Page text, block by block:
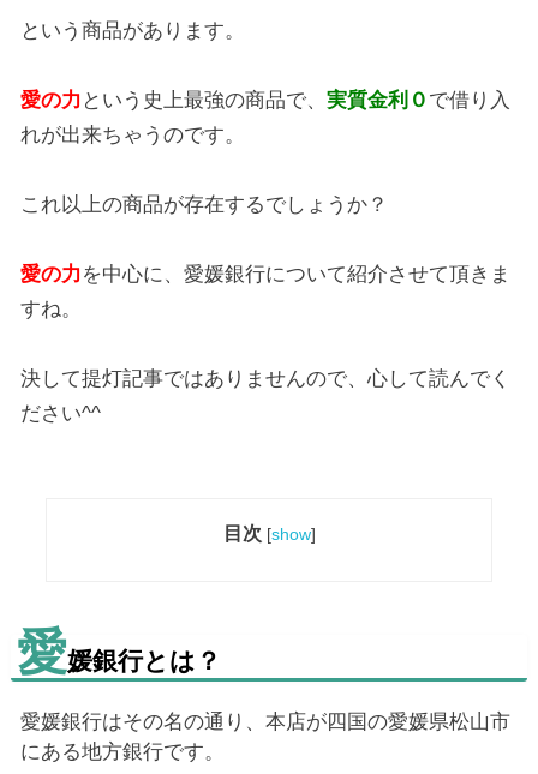
という商品があります。
愛の力 という史上最強の商品で、 実質金利０ で借り入
れが出来ちゃうのです。
これ以上の商品が存在するでしょうか？
愛の力を中心に、愛媛銀行について紹介させて頂きま
すね。
決して提灯記事ではありませんので、心して読んでく
ださい^^
目次 [show]
愛媛銀行とは？
愛媛銀行はその名の通り、本店が四国の愛媛県松山市
にある地方銀行です。